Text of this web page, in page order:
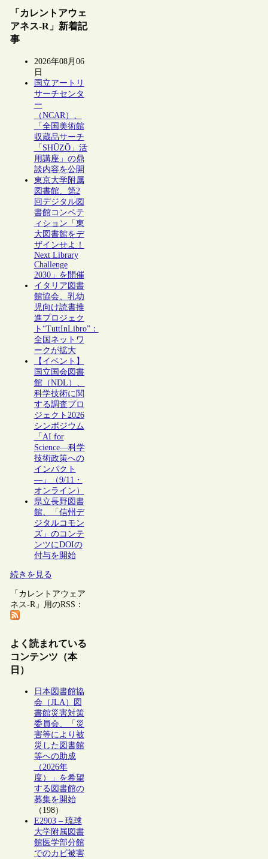
「カレントアウェ
アネス-R」新着記
事
2026年08月06
日
国立アートリ
サーチセンタ
ー
（NCAR）、
「全国美術館
収蔵品サーチ
「SHŪZŌ」活
用講座」の鼎
談内容を公開
東京大学附属
図書館、第2
回デジタル図
書館コンペテ
ィション「東
大図書館をデ
ザインせよ！
Next Library
Challenge
2030」を開催
イタリア図書
館協会、乳幼
児向け読書推
進プロジェク
ト“TuttInLibro”：
全国ネットワ
ークが拡大
【イベント】
国立国会図書
館（NDL）、
科学技術に関
する調査プロ
ジェクト2026
シンポジウム
「AI for
Science―科学
技術政策への
インパクト
―」（9/11・
オンライン）
県立長野図書
館、「信州デ
ジタルコモン
ズ」のコンテ
ンツにDOIの
付与を開始
続きを見る
「カレントアウェア
ネス-R」用のRSS：
よく読まれている
コンテンツ（本
日）
日本図書館協
会（JLA）図
書館災害対策
委員会、「災
害等により被
災した図書館
等への助成
（2026年
度）」を希望
する図書館の
募集を開始
（198）
E2903 – 琉球
大学附属図書
館医学部分館
でのカビ被害